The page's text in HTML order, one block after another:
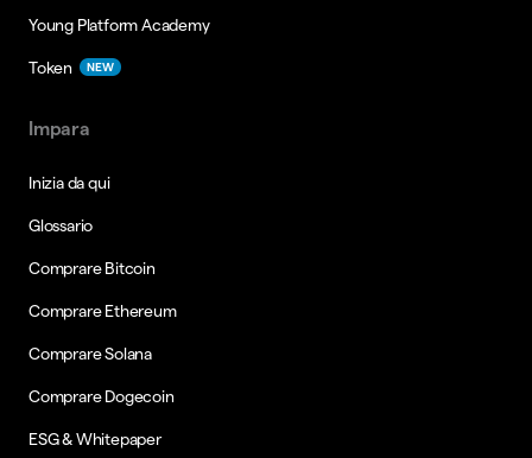
Young Platform Academy
Token NEW
Impara
Inizia da qui
Glossario
Comprare Bitcoin
Comprare Ethereum
Comprare Solana
Comprare Dogecoin
ESG & Whitepaper